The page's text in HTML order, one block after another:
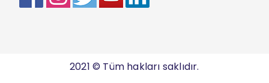
2021 © Tüm hakları saklıdır.